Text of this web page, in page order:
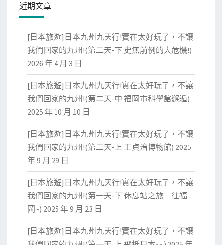
近期文章
[日本旅遊]日本九州九天行!實在太好玩了，不讓
我們回家的九州!(第二天-下 史無前例的大危機!)
2026 年 4 月 3 日
[日本旅遊]日本九州九天行!實在太好玩了，不讓
我們回家的九州!(第二天-中 福岡市科學館邂逅)
2025 年 10 月 10 日
[日本旅遊]日本九州九天行!實在太好玩了，不讓
我們回家的九州!(第二天-上 王貞治博物館) 2025
年 9 月 29 日
[日本旅遊]日本九州九天行!實在太好玩了，不讓
我們回家的九州!(第一天-下 休息站之旅~~往福
岡~) 2025 年 9 月 23 日
[日本旅遊]日本九州九天行!實在太好玩了，不讓